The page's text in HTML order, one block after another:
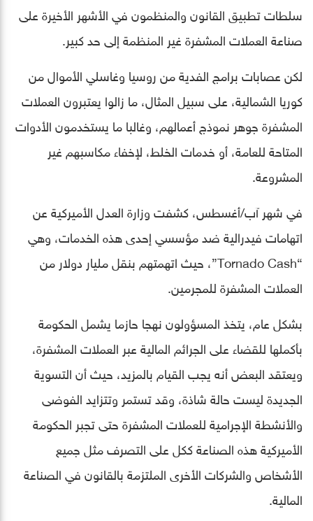
سلطات تطبيق القانون والمنظمون في الأشهر الأخيرة على
صناعة العملات المشفرة غير المنظمة إلى حد كبير.
لكن عصابات برامج الفدية من روسيا وغاسلي الأموال من
كوريا الشمالية، على سبيل المثال، ما زالوا يعتبرون العملات
المشفرة جوهر نموذج أعمالهم، وغالبا ما يستخدمون الأدوات
المتاحة للعامة، أو خدمات الخلط، لإخفاء مكاسبهم غير
المشروعة.
في شهر آب/أغسطس، كشفت وزارة العدل الأميركية عن
اتهامات فيدرالية ضد مؤسسي إحدى هذه الخدمات، وهي
“Tornado Cash”، حيث اتهمتهم بنقل مليار دولار من
العملات المشفرة للمجرمين.
بشكل عام، يتخذ المسؤولون نهجا حازما يشمل الحكومة
بأكملها للقضاء على الجرائم المالية عبر العملات المشفرة،
ويعتقد البعض أنه يجب القيام بالمزيد، حيث أن التسوية
الجديدة ليست حالة شاذة، وقد تستمر وتتزايد الفوضى
والأنشطة الإجرامية للعملات المشفرة حتى تجبر الحكومة
الأميركية هذه الصناعة ككل على التصرف مثل جميع
الأشخاص والشركات الأخرى الملتزمة بالقانون في الصناعة
المالية.